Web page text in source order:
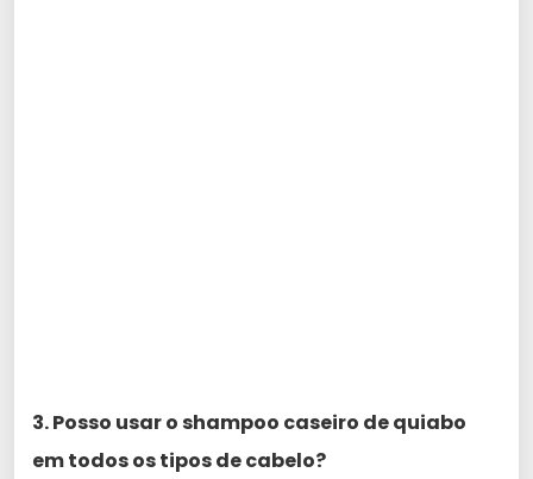
3. Posso usar o shampoo caseiro de quiabo
em todos os tipos de cabelo?